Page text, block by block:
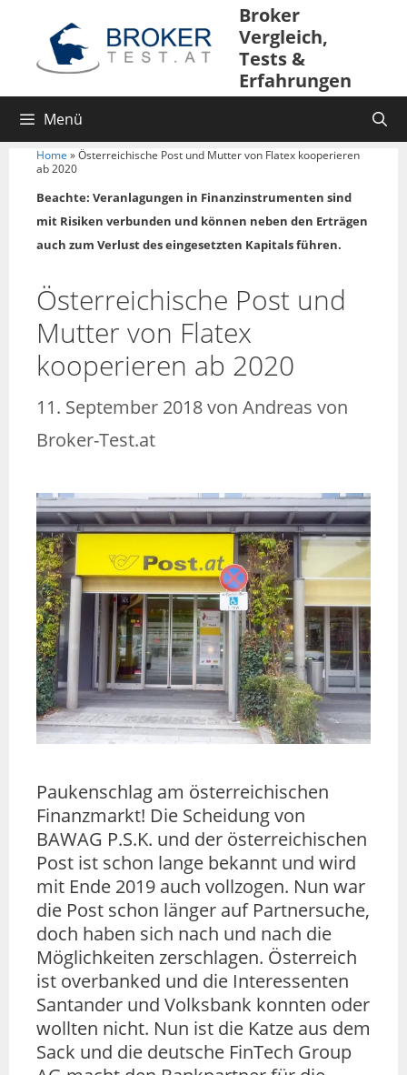
Broker
Vergleich,
Tests &
Erfahrungen
Menü
Home »Österreichische Post und Mutter von Flatex kooperieren
ab 2020
Beachte: Veranlagungen in Finanzinstrumenten sind
mit Risiken verbunden und können neben den Erträgen
auch zum Verlust des eingesetzten Kapitals führen.
Österreichische Post und
Mutter von Flatex
kooperieren ab 2020
11. September 2018von Andreas von
Broker-Test.at
Paukenschlag am österreichischen
Finanzmarkt! Die Scheidung von
BAWAG P.S.K. und der österreichischen
Post ist schon lange bekannt und wird
mit Ende 2019 auch vollzogen. Nun war
die Post schon länger auf Partnersuche,
doch haben sich nach und nach die
Möglichkeiten zerschlagen. Österreich
ist overbanked und die Interessenten
Santander und Volksbank konnten oder
wollten nicht. Nun ist die Katze aus dem
Sack und die deutsche FinTech Group